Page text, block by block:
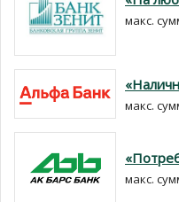
макс.
макс.
макс.